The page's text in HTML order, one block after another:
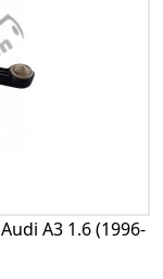
A3 1.6 (1996-